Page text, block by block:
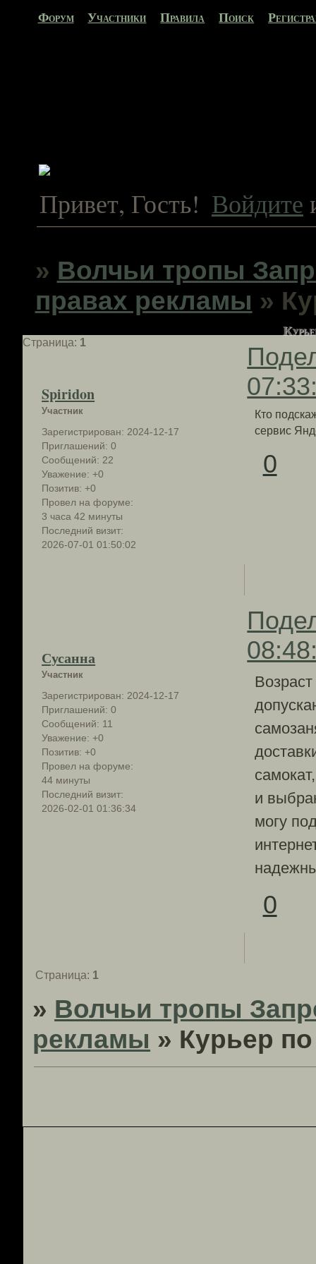
Форум Участники Правила Поиск
Привет, Гость! Войдите
» Волчьи тропы
правах рекламы »
Страница: 1
Spiridon
Участник
Зарегистрирован: 2024-12-17
Приглашений: 0
Сообщений: 22
Уважение: +0
Позитив: +0
Провел на форуме:
3 часа 42 минуты
Последний визит:
2026-07-01 01:50:02
Кто
сервис
0
Сусанна
Участник
Зарегистрирован: 2024-12-17
Приглашений: 0
Сообщений: 11
Уважение: +0
Позитив: +0
Провел на форуме:
44 минуты
Последний визит:
2026-02-01 01:36:34
и
могу
0
Страница: 1
» Волчьи тропы
рекламы » Курьер